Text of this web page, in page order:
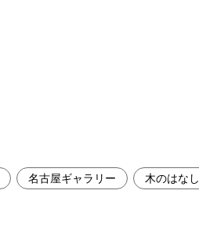
名古屋ギャラリー 木のはなし